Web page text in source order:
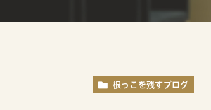
根っこを残すブログ